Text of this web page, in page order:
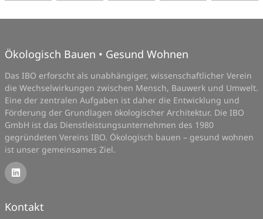
Ökologisch Bauen • Gesund Wohnen
Das IBO erforscht als unabhängiger, wissenschaftlicher Verein
die Wechselwirkungen zwischen Mensch, Bauwerk und Umwelt.
Eine der zentralen Aufgaben ist daher die Entwicklung und
Förderung der Grundlagen ökologischer Architektur. Die IBO
GmbH ist das Dienstleistungsunternehmen des 1980
gegründeten Vereins IBO. Ökologisch bauen – gesund wohnen
ist unser gemeinsames Ziel.
Kontakt